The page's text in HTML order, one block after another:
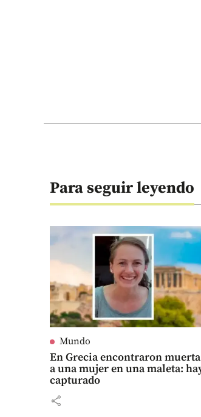
Para seguir leyendo
Mundo
En Grecia encontraron muerta
a una mujer en una maleta:
capturado
share